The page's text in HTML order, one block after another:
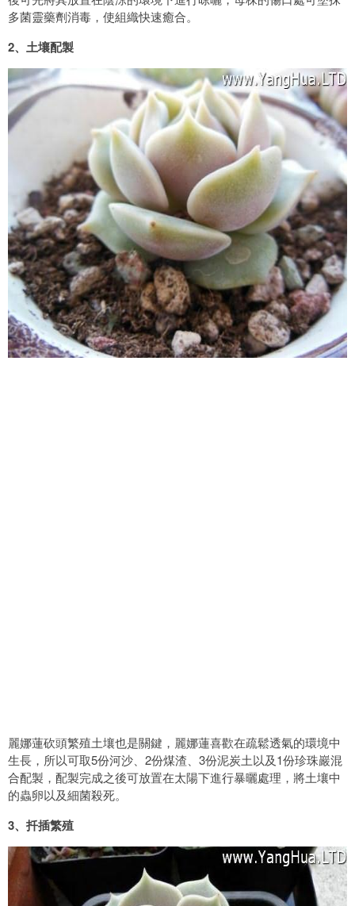
多菌靈藥劑消毒，使組織快速癒合。
2、土壤配製
麗娜蓮砍頭繁殖土壤也是關鍵，麗娜蓮喜歡在疏鬆透氣的環境中
生長，所以可取5份河沙、2份煤渣、3份泥炭土以及1份珍珠巖混
合配製，配製完成之後可放置在太陽下進行暴曬處理，將土壤中
的蟲卵以及細菌殺死。
3、扦插繁殖